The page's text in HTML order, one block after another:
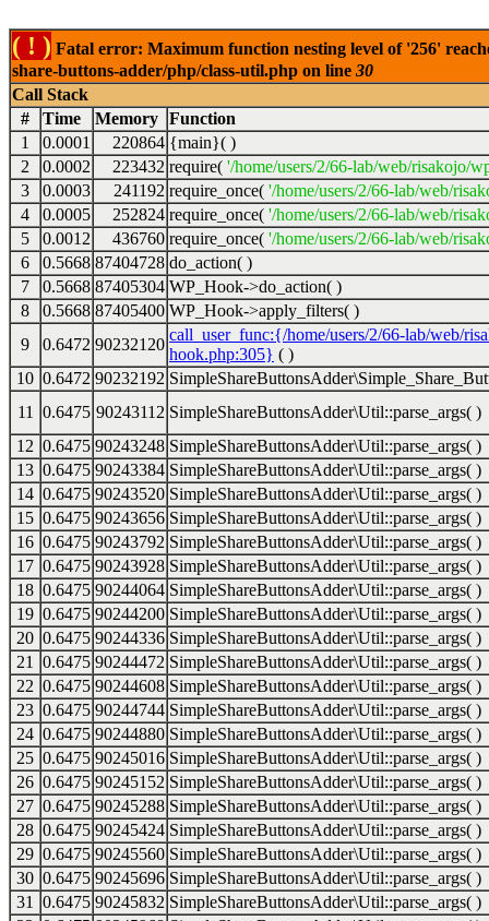
( ! ) Fatal error: Maximum function nesting level of '256'
share-buttons-adder/php/class-util.php on line 30
Call Stack
#
Time Memory Function
1
0.0001 220864 {main}( )
2
0.0002 223432 require( '/home/users/2/66-lab/web/risakojo/
3
0.0003 241192 require_once( '/home/users/2/66-lab/web/
4
0.0005 252824 require_once( '/home/users/2/66-lab/web/
5
0.0012 436760 require_once( '/home/users/2/66-lab/web/
6
0.5668 87404728 do_action( )
7
0.5668 87405304 WP_Hook->do_action( )
8
0.5668 87405400 WP_Hook->apply_filters( )
9
0.6472 90232120
call_user_func:{/home/users/2/66-lab/web/
hook.php:305} ( )
10 0.6472 90232192
11
0.6475 90243112 SimpleShareButtonsAdder\Util::parse_args( )
12 0.6475 90243248 SimpleShareButtonsAdder\Util::parse_args( )
13 0.6475 90243384 SimpleShareButtonsAdder\Util::parse_args( )
14 0.6475 90243520 SimpleShareButtonsAdder\Util::parse_args( )
15 0.6475 90243656 SimpleShareButtonsAdder\Util::parse_args( )
16 0.6475 90243792 SimpleShareButtonsAdder\Util::parse_args( )
17 0.6475 90243928 SimpleShareButtonsAdder\Util::parse_args( )
18 0.6475 90244064 SimpleShareButtonsAdder\Util::parse_args( )
19 0.6475 90244200 SimpleShareButtonsAdder\Util::parse_args( )
20 0.6475 90244336 SimpleShareButtonsAdder\Util::parse_args( )
21
0.6475 90244472 SimpleShareButtonsAdder\Util::parse_args( )
22 0.6475 90244608 SimpleShareButtonsAdder\Util::parse_args( )
23 0.6475 90244744 SimpleShareButtonsAdder\Util::parse_args( )
24 0.6475 90244880 SimpleShareButtonsAdder\Util::parse_args( )
25 0.6475 90245016 SimpleShareButtonsAdder\Util::parse_args( )
26 0.6475 90245152 SimpleShareButtonsAdder\Util::parse_args( )
27 0.6475 90245288 SimpleShareButtonsAdder\Util::parse_args( )
28 0.6475 90245424 SimpleShareButtonsAdder\Util::parse_args( )
29 0.6475 90245560 SimpleShareButtonsAdder\Util::parse_args( )
30 0.6475 90245696 SimpleShareButtonsAdder\Util::parse_args( )
31
0.6475 90245832 SimpleShareButtonsAdder\Util::parse_args( )